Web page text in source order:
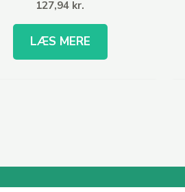
127,94 kr.
LÆS MERE